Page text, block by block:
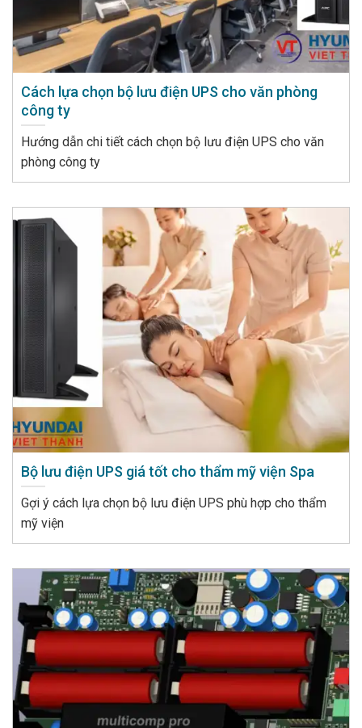
Cách lựa chọn bộ lưu điện UPS cho văn phòng
công ty
Hướng dẫn chi tiết cách chọn bộ lưu điện UPS cho văn
phòng công ty
Bộ lưu điện UPS giá tốt cho thẩm mỹ viện Spa
Gợi ý cách lựa chọn bộ lưu điện UPS phù hợp cho thẩm
mỹ viện